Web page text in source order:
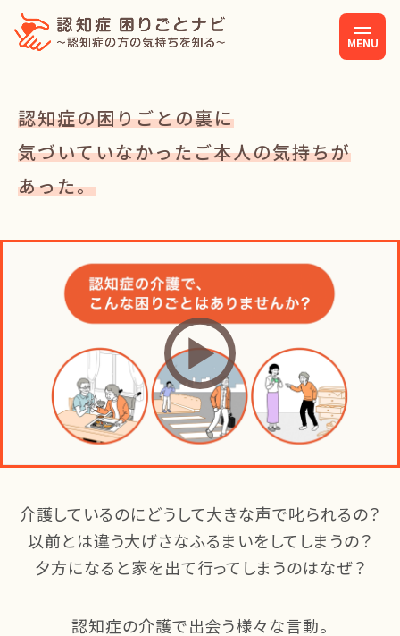
MENU
認知症の困りごとの裏に
気づいていなかったご本人の気持ちが
あった。
介護しているのにどうして大きな声で叱られるの？
以前とは違う大げさなふるまいをしてしまうの？
夕方になると家を出て行ってしまうのはなぜ？
認知症の介護で出会う様々な言動。